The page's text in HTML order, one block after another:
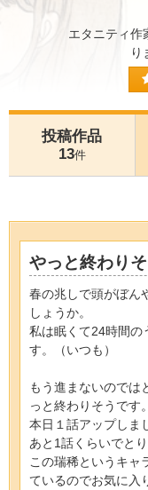
エタニティ作
り
投稿作品
13件
やっと終わり
春の兆しで頭がぼん
しょうか。
私は眠くて24時間の
す。（いつも）
もう進まないのでは
っと終わりそうです。
本日１話アップしま
あと1話くらいでと
この瑞稀というキャ
ているのでお気に入